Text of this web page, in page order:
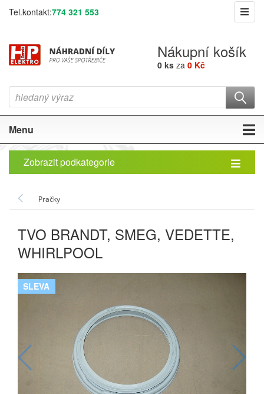
Tel.kontakt:774 321 553
Nákupní košík
0 ks za 0 Kč
Menu
Zobrazit podkategorie
Pračky
TVO BRANDT, SMEG, VEDETTE,
WHIRLPOOL
SLEVA